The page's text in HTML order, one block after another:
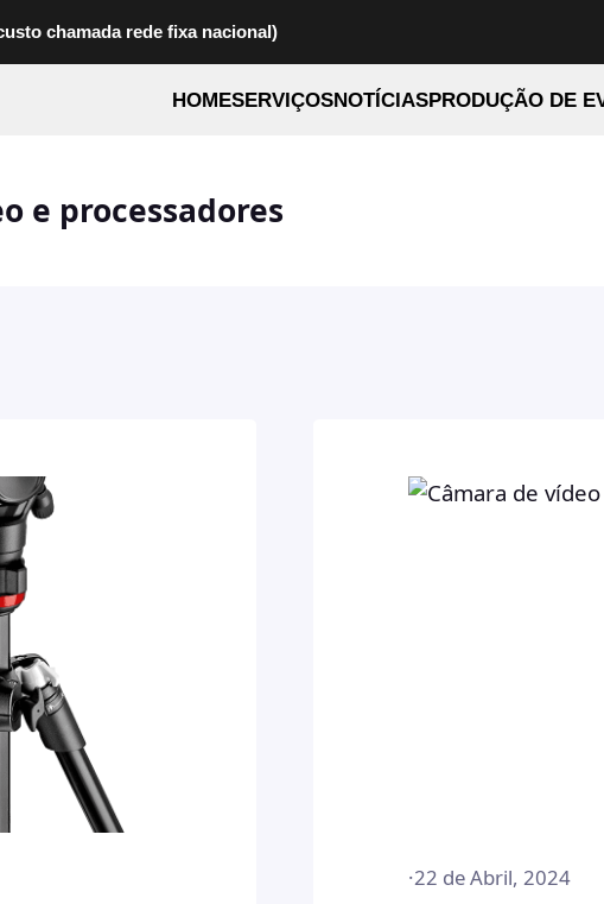
chamada rede fixa nacional)
HOMESERVIÇOSNOTÍCIASPRODUÇÃO DE
e processadores
·22 de Abril, 2024